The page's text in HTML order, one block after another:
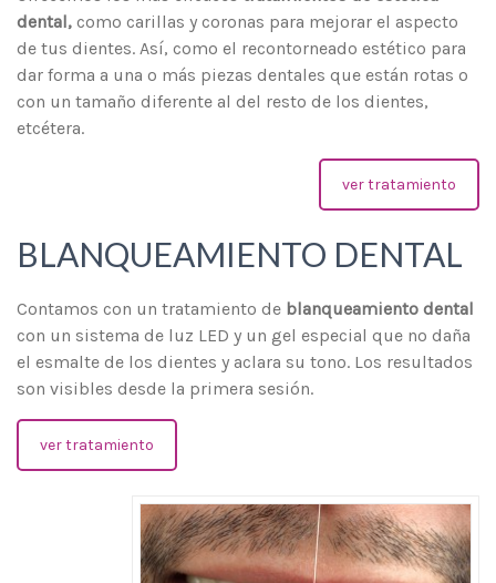
dental,
como carillas y coronas para mejorar el aspecto
de tus dientes. Así, como el recontorneado estético para
dar forma a una o más piezas dentales que están rotas o
con un tamaño diferente al del resto de los dientes,
etcétera.
ver tratamiento
BLANQUEAMIENTO DENTAL
Contamos con un tratamiento de blanqueamiento dental
con un sistema de luz LED y un gel especial que no daña
el esmalte de los dientes y aclara su tono. Los resultados
son visibles desde la primera sesión.
ver tratamiento